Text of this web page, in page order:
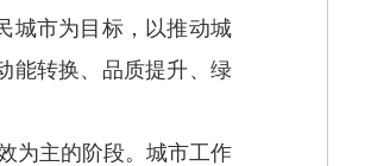
城市为目标，以推动城
能转换、品质提升、绿
为主的阶段。城市工作